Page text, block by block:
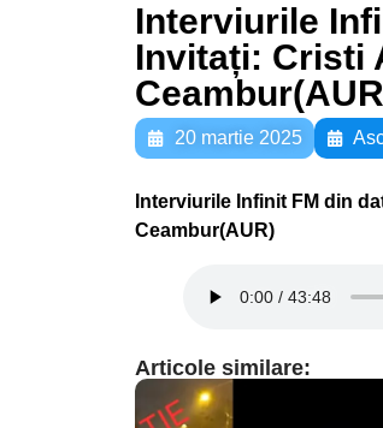
Interviurile
Invitați: Cristi
20 martie 2025
Interviurile Infinit FM din
Ceambur(AUR)
Articole similare: